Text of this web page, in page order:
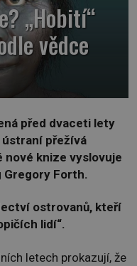
„Hobití“
vědce
před dvaceti lety
ústraní přežívá
nové knize vyslovuje
Gregory Forth.
ostrovanů, kteří
lidí“.
letech prokazují, že